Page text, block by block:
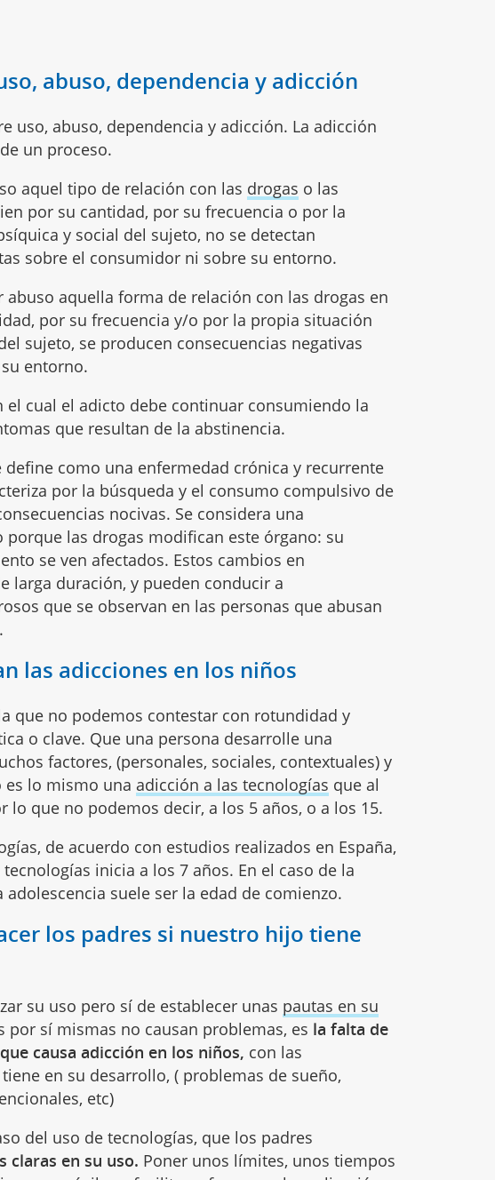
abuso, dependencia y adicción
uso, abuso, dependencia y adicción. La adicción
un proceso.
aquel tipo de relación con las drogas o las
por su cantidad, por su frecuencia o por la
y social del sujeto, no se detectan
sobre el consumidor ni sobre su entorno.
abuso aquella forma de relación con las drogas en
por su frecuencia y/o por la propia situación
sujeto, se producen consecuencias negativas
entorno.
el cual el adicto debe continuar consumiendo la
que resultan de la abstinencia.
define como una enfermedad crónica y recurrente
por la búsqueda y el consumo compulsivo de
nocivas. Se considera una
porque las drogas modifican este órgano: su
se ven afectados. Estos cambios en
larga duración, y pueden conducir a
que se observan en las personas que abusan
las adicciones en los niños
que no podemos contestar con rotundidad y
o clave. Que una persona desarrolle una
factores, (personales, sociales, contextuales) y
es lo mismo una adicción a las tecnologías que al
lo que no podemos decir, a los 5 años, o a los 15.
de acuerdo con estudios realizados en España,
inicia a los 7 años. En el caso de la
adolescencia suele ser la edad de comienzo.
los padres si nuestro hijo tiene
su uso pero sí de establecer unas pautas en su
por sí mismas no causan problemas, es la falta de
causa adicción en los niños, con las
en su desarrollo, ( problemas de sueño,
etc)
del uso de tecnologías, que los padres
claras en su uso. Poner unos límites, unos tiempos